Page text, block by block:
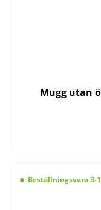
Mugg utan
Beställningsvara 3-